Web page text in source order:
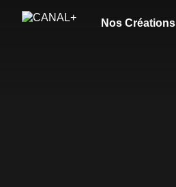
Nos Créations